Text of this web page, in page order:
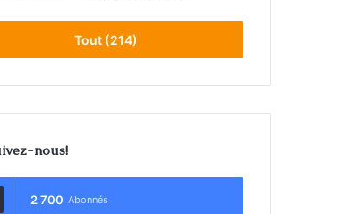
Tout (214)
nous!
2 700 Abonnés